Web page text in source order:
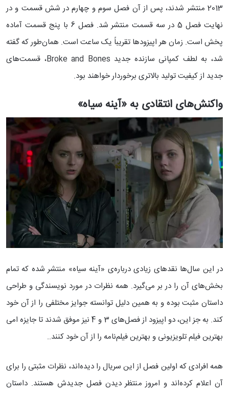
2013 منتشر شدند، پس از آن فصل سوم و چهارم در شش قسمت و در
نهایت فصل 5 در سه قسمت منتشر شد. فصل 6 با پنج قسمت آماده
پخش است. زمان هر اپیزودها تقریباً یک ساعت است. همان‌طور که گفته
شد، به لطف کمپانی سازنده جدید Broke and Bones، قسمت‌های
جدید از کیفیت تولید بالاتری برخوردار خواهند بود.
واکنش‌های انتقادی به «آینه سیاه»
در این سال‌ها نقدهای زیادی درباره‌ی «آینه سیاه» منتشر شده که تمام
بخش‌های آن را در بر می‌گیرد. همه نظرات در مورد نویسندگی و طراحی
داستان مثبت بوده و به همین دلیل توانسته جوایز مختلفی را از آن خود
کند. به جز این، دو اپیزود از فصل‌های 3 و 4 نیز موفق شدند تا جایزه امی
بهترین فیلم تلویزیونی و بهترین فیلم‌نامه را از آن خود کنند..
همه افرادی که اولین فصل از این سریال را دیده‌اند، نظرات مثبتی را برای
آن اعلام کرده‌اند و امروز منتظر دیدن فصل جدیدش هستند. داستان